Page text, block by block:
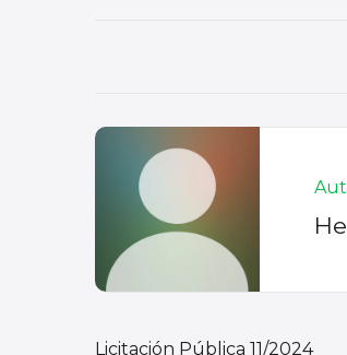
Licitación Pública 11/2024